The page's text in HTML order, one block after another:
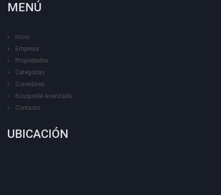
MENÚ
Inicio
Empresa
Propiedades
Categorías
Corredores
Búsqueda Avanzada
Contacto
UBICACIÓN